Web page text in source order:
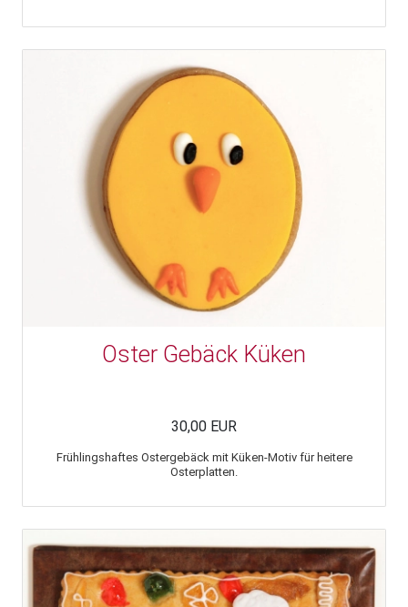
Oster Gebäck Küken
30,00 EUR
Frühlingshaftes Ostergebäck mit Küken-Motiv für heitere
Osterplatten.